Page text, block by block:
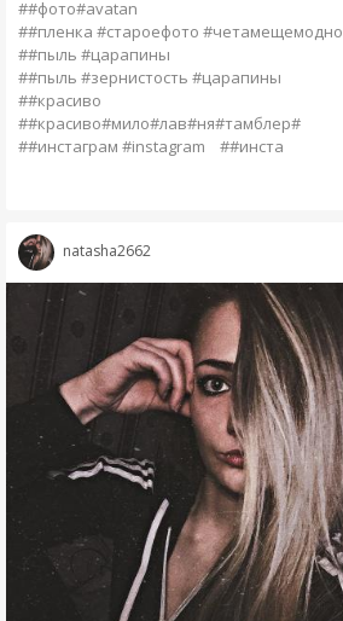
##фото#avatan
##пленка #староефото #четамещемодно
##пыль #царапины
##пыль #зернистость #царапины
##красиво
##красиво#мило#лав#ня#тамблер#
##инстаграм #instagram
##инста
natasha2662